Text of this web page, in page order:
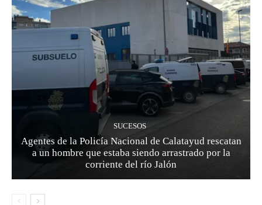
SUCESOS
Agentes de la Policía Nacional de Calatayud rescatan
a un hombre que estaba siendo arrastrado por la
corriente del río Jalón